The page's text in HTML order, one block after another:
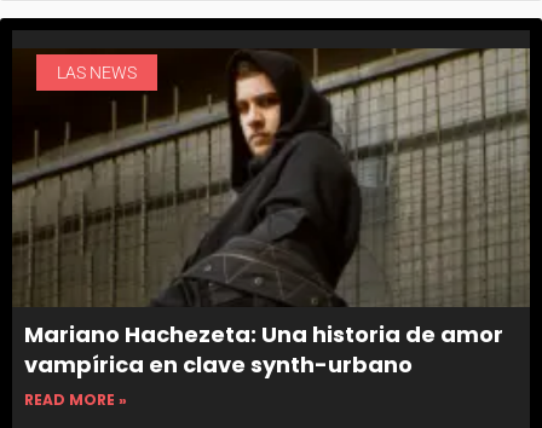
LAS NEWS
Mariano Hachezeta: Una historia de amor
vampírica en clave synth-urbano
READ MORE »